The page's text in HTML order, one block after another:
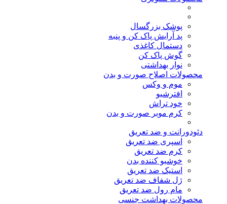
پوشک بزرگسال
پد آرایش پاک کن و پنبه
دستمال کاغذی
گوش پاک کن
نوار بهداشتی
محصولات اصلاح صورت و بدن
موم و وکس
افترشیو
خود تراش
کرم موبر صورت و بدن
دئودورانت و ضد تعریق
اسپری ضد تعریق
کرم ضد تعریق
خوشبو کننده بدن
استیک ضد تعریق
ژل شفاف ضد تعریق
مام رول ضد تعریق
محصولات بهداشت جنسی